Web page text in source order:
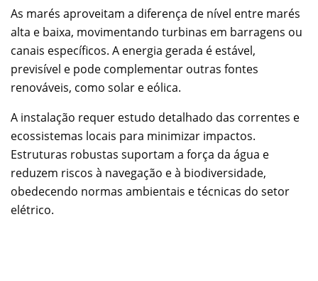
As marés aproveitam a diferença de nível entre marés
alta e baixa, movimentando turbinas em barragens ou
canais específicos. A energia gerada é estável,
previsível e pode complementar outras fontes
renováveis, como solar e eólica.
A instalação requer estudo detalhado das correntes e
ecossistemas locais para minimizar impactos.
Estruturas robustas suportam a força da água e
reduzem riscos à navegação e à biodiversidade,
obedecendo normas ambientais e técnicas do setor
elétrico.